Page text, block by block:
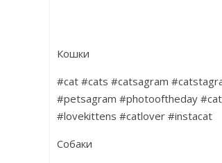
Кошки
#cat #cats #catsagram
#petsagram #photooftheday
#lovekittens #catlover #instacat
Собаки